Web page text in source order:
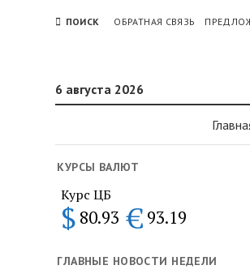
ПОИСК ОБРАТНАЯ СВЯЗЬ
6 августа 2026
КУРСЫ ВАЛЮТ
Курс ЦБ
$ 80.93 € 93.19
ГЛАВНЫЕ НОВОСТИ НЕДЕЛИ